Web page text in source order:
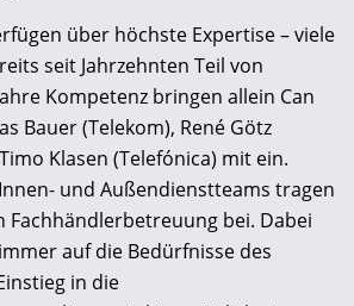
über höchste Expertise – viele
seit Jahrzehnten Teil von
Kompetenz bringen allein Can
Bauer (Telekom), René Götz
Klasen (Telefónica) mit ein.
und Außendienstteams tragen
Fachhändlerbetreuung bei. Dabei
auf die Bedürfnisse des
in die